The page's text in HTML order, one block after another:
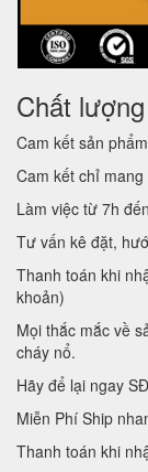
Chất
Cam kết sản
Cam kết chỉ
Làm việc từ 7h
Tư vấn kê đặt,
Thanh toán khi
khoản)
Mọi thắc mắc về
cháy nổ.
Hãy để lại ngay
Miễn Phí Ship
Thanh toán khi